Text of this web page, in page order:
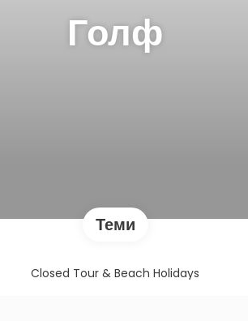
Голф
Теми
Closed Tour & Beach Holidays